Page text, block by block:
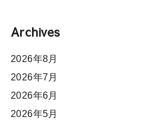
Archives
2026年8月
2026年7月
2026年6月
2026年5月